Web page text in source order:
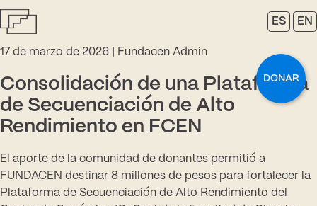
ES EN
DONAR
17 de marzo de 2026 Fundacen Admin
Consolidación de una Plataforma
de Secuenciación de Alto
Rendimiento en FCEN
El aporte de la comunidad de donantes permitió a
FUNDACEN destinar 8 millones de pesos para fortalecer la
Plataforma de Secuenciación de Alto Rendimiento del